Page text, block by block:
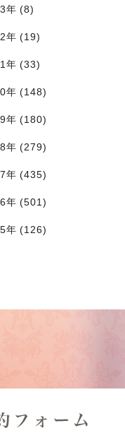
年 (8)
年 (19)
年 (33)
年 (148)
年 (180)
年 (279)
年 (435)
年 (501)
年 (126)